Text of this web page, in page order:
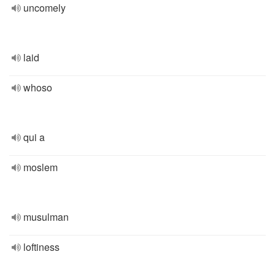
uncomely
laid
whoso
qui a
moslem
musulman
loftiness